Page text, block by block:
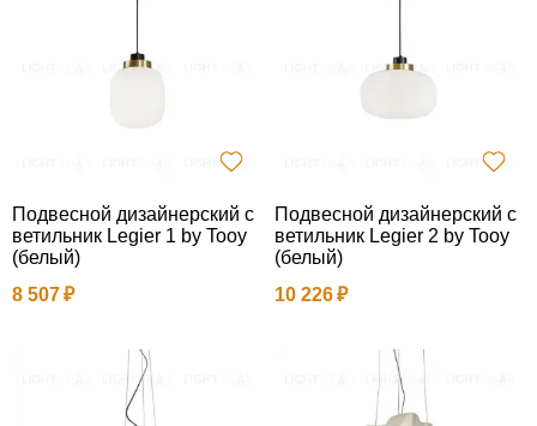
Подвесной дизайнерский с
ветильник Legier 1 by Tooy
(белый)
8 507
Подвесной дизайнерский с
ветильник Legier 2 by Tooy
(белый)
10 226